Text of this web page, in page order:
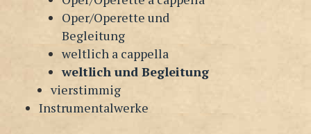
Oper/Operette und
Begleitung
weltlich a cappella
weltlich und Begleitung
vierstimmig
Instrumentalwerke